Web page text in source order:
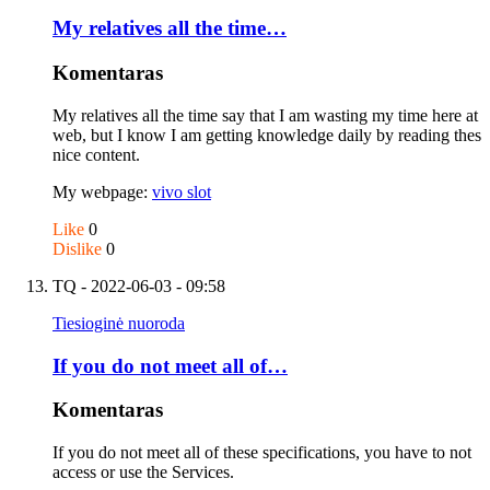
My relatives all the time…
Komentaras
My relatives all the time say that I am wasting my time here at
web, but I know I am getting knowledge daily by reading thes
nice content.
My webpage: vivo slot
Like 0
Dislike 0
TQ - 2022-06-03 - 09:58
Tiesioginė nuoroda
If you do not meet all of…
Komentaras
If you do not meet all of these specifications, you have to not
access or use the Services.